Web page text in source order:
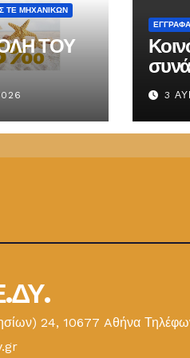
ΤΕ ΜΗΧΑΝΙΚΏΝ
ΤΟΥ
3
24, 10677 Aθήνα